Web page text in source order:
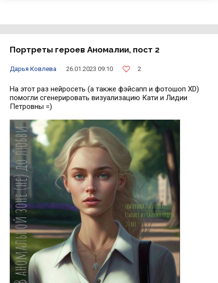
Портреты героев Аномалии, пост 2
Дарья Ковлева 26.01.2023 09:10 2
На этот раз нейросеть (а также фэйсапп и фотошоп XD)
помогли сгенерировать визуализацию Кати и Лидии
Петровны =)